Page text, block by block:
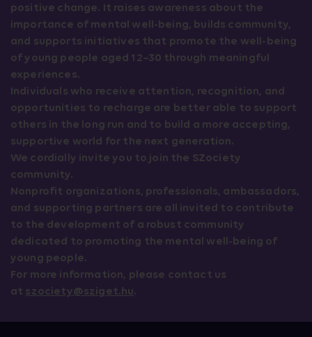
positive change. It raises awareness about the
importance of mental well-being, builds community,
and supports initiatives that promote the well-being
of young people aged 12–30 through meaningful
experiences.
Individuals who receive attention, recognition, and
opportunities to recharge are better able to support
others in the long run and to build a more accepting,
supportive world for the next generation.
We cordially invite you to join the SZociety
community.
Nonprofit organizations, professionals, ambassadors,
and supporting partners are all invited to contribute
to the development of a robust community
dedicated to promoting the mental well-being of
young people.
For more information, please contact us
at szociety@sziget.hu.